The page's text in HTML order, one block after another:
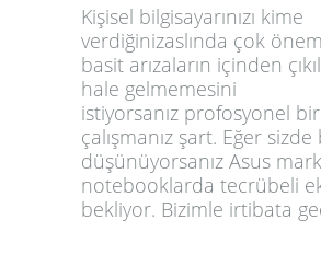
Kişisel bilgisayarınızı kime
verdiğinizaslında çok
basit arızaların içinden
hale gelmemesini
istiyorsanız profosyonel
çalışmanız şart. Eğer sizde
düşünüyorsanız Asus
notebooklarda tecrübeli
bekliyor. Bizimle irtibata